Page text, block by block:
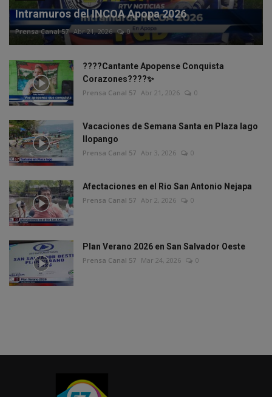
Intramuros del INCOA Apopa 2026
Prensa Canal 57 Abr 21, 2026 0
????Cantante Apopense Conquista
Corazones????✨
Prensa Canal 57 Abr 21, 2026 0
Vacaciones de Semana Santa en Plaza lago
Ilopango
Prensa Canal 57 Abr 3, 2026 0
Afectaciones en el Rio San Antonio Nejapa
Prensa Canal 57 Abr 2, 2026 0
Plan Verano 2026 en San Salvador Oeste
Prensa Canal 57 Mar 24, 2026 0